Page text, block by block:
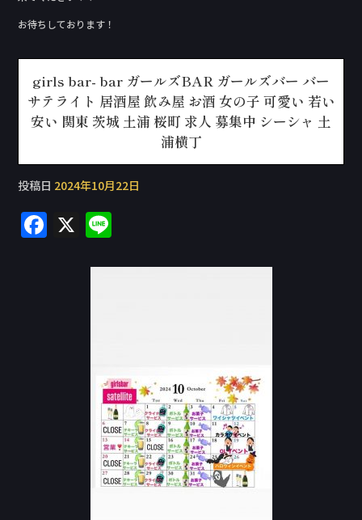
お待ちしております！
girls bar- bar ガールズBAR ガールズバー バー
サテライト 居酒屋 飲み屋 お酒 女の子 可愛い 若い
安い 関東 茨城 土浦 桜町 求人 募集中 シーシャ 土
浦横丁
投稿日 2024年10月22日
F X
e